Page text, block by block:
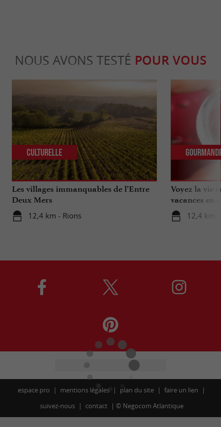
NOUS AVONS TESTÉ POUR VOUS
Les villages immanquables de l’Entre
Deux Mers
12,4 km - Rions
Culturelle
Voyez la vie
vacances en
12,4 km -
espace pro mentions légales plan du site
faire un lien
suivez-nous
contact © Negocom Atlantique